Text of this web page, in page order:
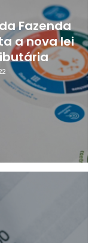
Fazenda
a nova lei